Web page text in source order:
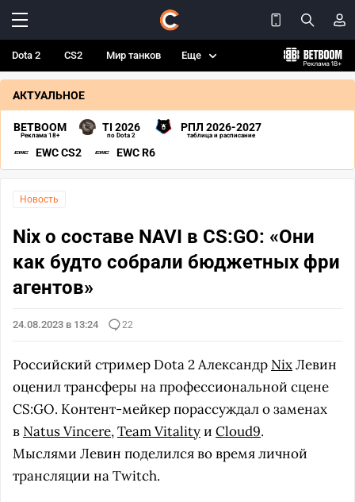
Dota 2 CS2 Мир танков Еще
АКТУАЛЬНОЕ
BETBOOM
Реклама 18+
TI 2026
по Dota 2
РПЛ 2026-2027
таблица и расписание
EWC CS2 EWC R6
Новость
Nix о составе NAVI в CS:GO: «Они
как будто собрали бюджетных фри
агентов»
24.08.2023 в 13:24 22
Российский стример Dota 2 Александр NixЛевин
оценил трансферы на профессиональной сцене
CS:GO. Контент-мейкер порассуждал о заменах
в Natus Vincere,Team Vitalityи Cloud9.
Мыслями Левин поделился во время личной
трансляции на Twitch.